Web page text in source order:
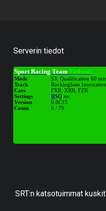
Serverin tiedot
SRT:n katsotuimmat kuskit